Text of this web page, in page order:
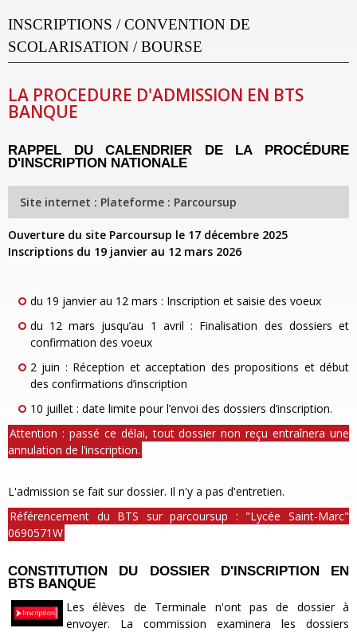
INSCRIPTIONS / CONVENTION DE
SCOLARISATION / BOURSE
LA PROCEDURE D'ADMISSION EN BTS
BANQUE
RAPPEL DU CALENDRIER DE LA PROCÉDURE
D'INSCRIPTION NATIONALE
Site internet : Plateforme : Parcoursup
Ouverture du site Parcoursup le 17 décembre 2025
Inscriptions du 19 janvier au 12 mars 2026
du 19 janvier au 12 mars : Inscription et saisie des voeux
du 12 mars jusqu’au 1 avril : Finalisation des dossiers et
confirmation des voeux
2 juin : Réception et acceptation des propositions et début
des confirmations d’inscription
10 juillet : date limite pour l’envoi des dossiers d’inscription.
Attention : passé ce délai, tout dossier non reçu entraînera une
annulation de l’inscription.
L'admission se fait sur dossier. Il n'y a pas d'entretien.
Référencement du BTS sur parcoursup : "Lycée Saint-Marc"
0690571W
CONSTITUTION DU DOSSIER D'INSCRIPTION EN
BTS BANQUE
Les élèves de Terminale n'ont pas de dossier à
envoyer. La commission examinera les dossiers